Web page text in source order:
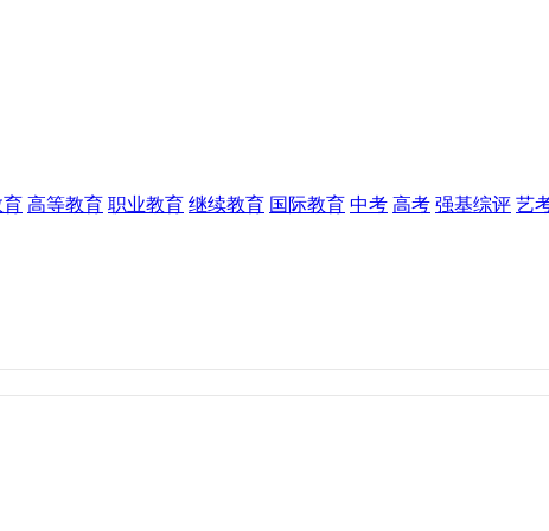
育 高等教育 职业教育 继续教育 国际教育 中考 高考 强基综评 艺